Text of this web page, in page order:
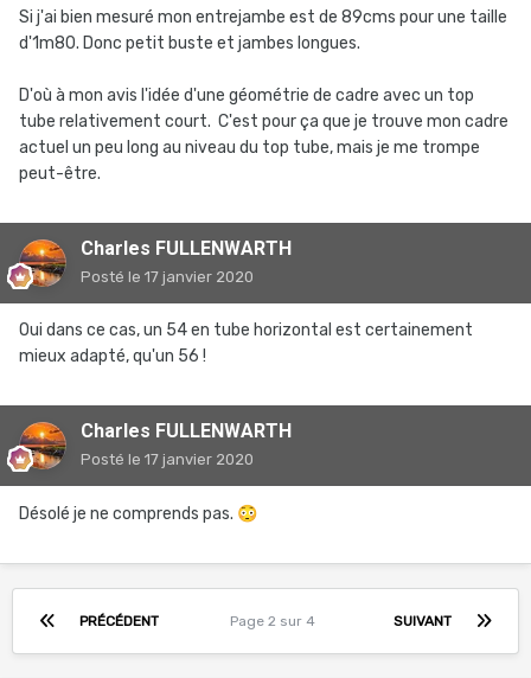
Si j'ai bien mesuré mon entrejambe est de 89cms pour une taille
d'1m80. Donc petit buste et jambes longues.
D'où à mon avis l'idée d'une géométrie de cadre avec un top
tube relativement court. C'est pour ça que je trouve mon cadre
actuel un peu long au niveau du top tube, mais je me trompe
peut-être.
Charles FULLENWARTH
Posté le 17 janvier 2020
Oui dans ce cas, un 54 en tube horizontal est certainement
mieux adapté, qu'un 56 !
Charles FULLENWARTH
Posté le 17 janvier 2020
Désolé je ne comprends pas. 😳
PRÉCÉDENT SUIVANT
Page 2 sur 4